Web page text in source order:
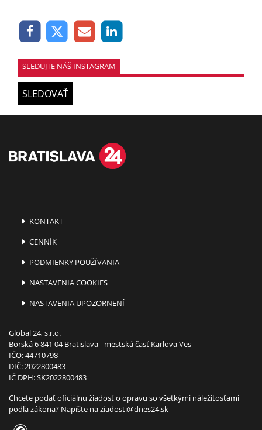
SLEDUJTE NÁŠ INSTAGRAM
SLEDOVAŤ
KONTAKT
CENNÍK
PODMIENKY POUŽÍVANIA
NASTAVENIA COOKIES
NASTAVENIA UPOZORNENÍ
Global 24, s.r.o.
Borská 6 841 04 Bratislava - mestská časť Karlova Ves
IČO: 44710798
DIČ: 2022800483
IČ DPH: SK2022800483
Chcete podať oficiálnu žiadosť o opravu so všetkými náležitosťami
podľa zákona? Napíšte naziadosti@dnes24.sk